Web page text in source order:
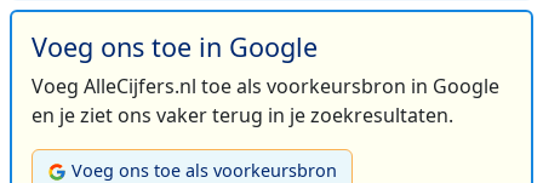
Voeg ons toe in Google
Voeg AlleCijfers.nl toe als voorkeursbron in Google
en je ziet ons vaker terug in je zoekresultaten.
Voeg ons toe als voorkeursbron